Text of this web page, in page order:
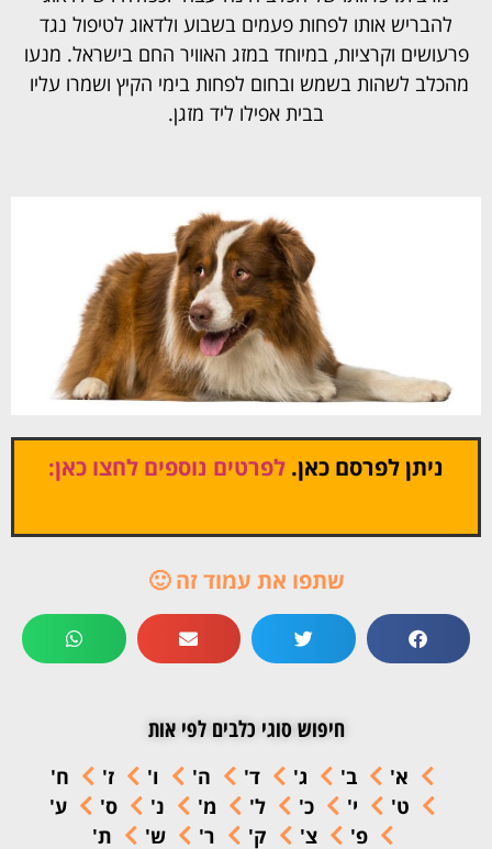
להבריש אותו לפחות פעמים בשבוע ולדאוג לטיפול נגד
פרעושים וקרציות, במיוחד במזג האוויר החם בישראל. מנעו
מהכלב לשהות בשמש ובחום לפחות בימי הקיץ ושמרו עליו
בבית אפילו ליד מזגן.
ניתן לפרסם כאן. לפרטים נוספים לחצו כאן:
שתפו את עמוד זה 🙂
חיפוש סוגי כלבים לפי אות
א' ב' ג' ד' ה' ו' ז'
ח'
ט'
י' כ' ל' מ' נ' ס'
ע'
פ'
צ' ק' ר' ש' ת'